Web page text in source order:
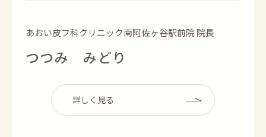
あおい皮フ科クリニック南阿佐ヶ谷駅前院 院長
つつみ みどり
詳しく見る